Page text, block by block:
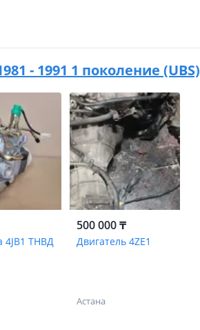
- 1991 1 поколение (UBS)
4JB1 ТНВД
500 000 ₸
Двигатель 4ZE1
Астана